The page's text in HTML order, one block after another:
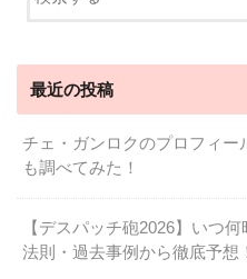
最近の投稿
チェ・ガンロクのプロフィー
も調べてみた！
【デスパッチ砲2026】いつ
法則・過去事例から徹底予想